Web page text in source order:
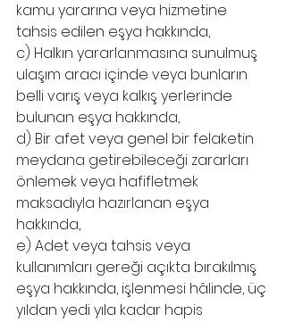
kamu yararına veya hizmetine
tahsis edilen eşya hakkında,
c) Halkın yararlanmasına sunulmuş
ulaşım aracı içinde veya bunların
belli varış veya kalkış yerlerinde
bulunan eşya hakkında,
d) Bir afet veya genel bir felaketin
meydana getirebileceği zararları
önlemek veya hafifletmek
maksadıyla hazırlanan eşya
hakkında,
e) Adet veya tahsis veya
kullanımları gereği açıkta bırakılmış
eşya hakkında, işlenmesi hâlinde, üç
yıldan yedi yıla kadar hapis